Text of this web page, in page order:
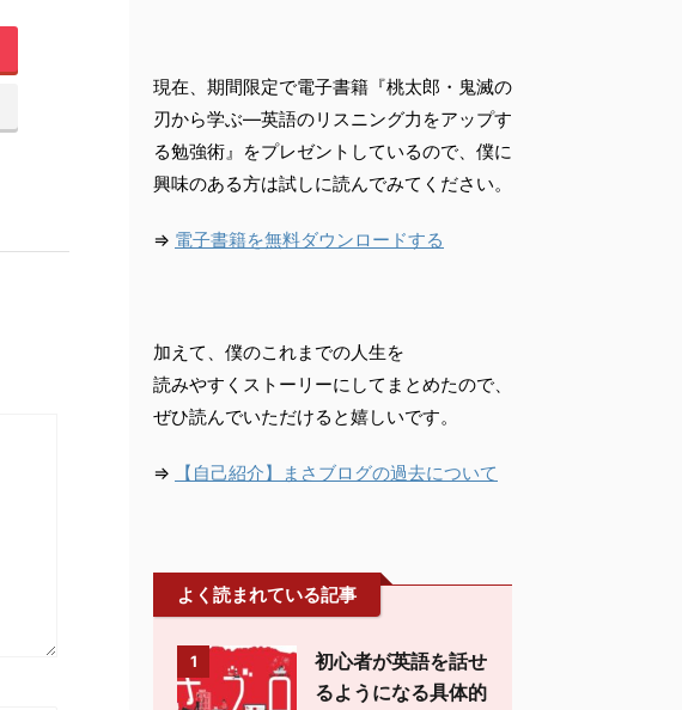
現在、期間限定で電子書籍『桃太郎・鬼滅の
刃から学ぶ―英語のリスニング力をアップす
る勉強術』をプレゼントしているので、僕に
興味のある方は試しに読んでみてください。
⇒ 電子書籍を無料ダウンロードする
加えて、僕のこれまでの人生を
読みやすくストーリーにしてまとめたので、
ぜひ読んでいただけると嬉しいです。
⇒ 【自己紹介】まさブログの過去について
よく読まれている記事
1
初心者が英語を話せ
るようになる具体的